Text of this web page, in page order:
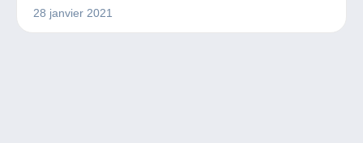
28 janvier 2021